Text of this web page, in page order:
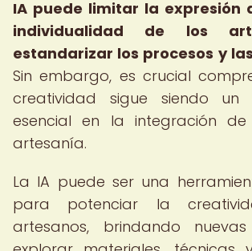
IA puede limitar la expresión
individualidad de los
estandarizar los procesos y
Sin embargo, es crucial
creatividad sigue siendo un
esencial en la integración
artesanía.
La IA puede ser una
para potenciar la
artesanos, brindando